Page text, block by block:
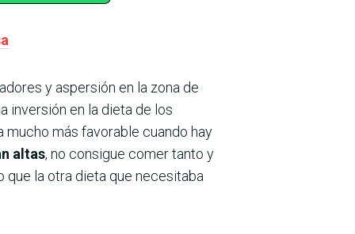
y aspersión en la zona de
inversión en la dieta de los
mucho más favorable cuando hay
altas, no consigue comer tanto y
que la otra dieta que necesitaba